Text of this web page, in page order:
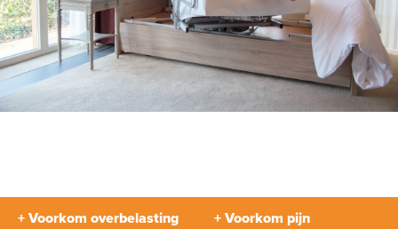
+ Voorkom overbelasting + Voorkom pijn